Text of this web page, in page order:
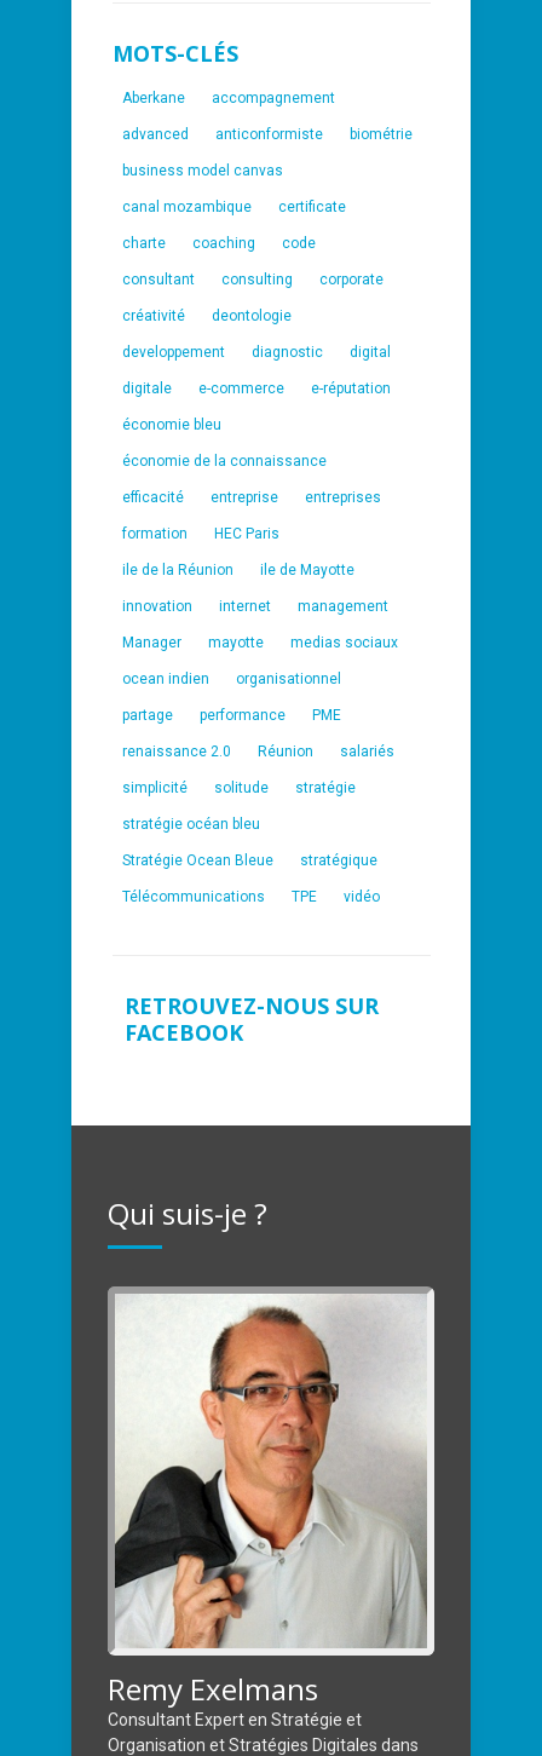
MOTS-CLÉS
Aberkane accompagnement
advanced anticonformiste biométrie
business model canvas
canal mozambique certificate
charte coaching code
consultant consulting corporate
créativité deontologie
developpement diagnostic digital
digitale e-commerce e-réputation
économie bleu
économie de la connaissance
efficacité entreprise entreprises
formation HEC Paris
ile de la Réunion ile de Mayotte
innovation internet management
Manager mayotte medias sociaux
ocean indien organisationnel
partage performance PME
renaissance 2.0 Réunion salariés
simplicité solitude stratégie
stratégie océan bleu
Stratégie Ocean Bleue stratégique
Télécommunications TPE vidéo
RETROUVEZ-NOUS SUR
FACEBOOK
Qui suis-je ?
Remy Exelmans
Consultant Expert en Stratégie et
Organisation et Stratégies Digitales dans